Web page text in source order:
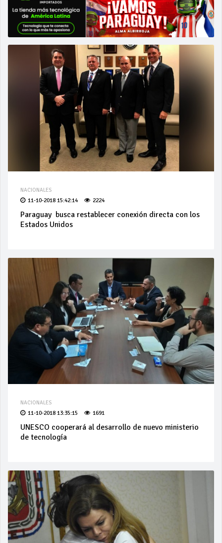
NACIONALES
11-10-2018 15:42:14 2224
Paraguay busca restablecer conexión directa con los
Estados Unidos
NACIONALES
11-10-2018 13:35:15 1691
UNESCO cooperará al desarrollo de nuevo ministerio
de tecnología